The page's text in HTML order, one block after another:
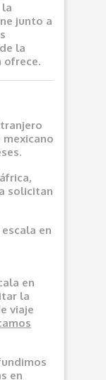
la
junto a
la
ofrece.
solicitan
en
en
la
viaje
en